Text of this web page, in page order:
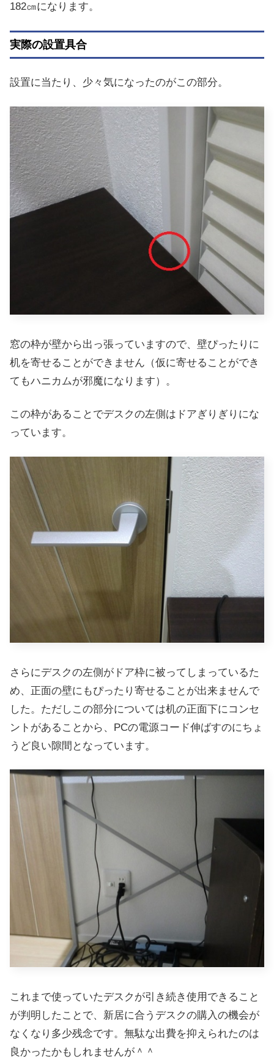
182㎝になります。
実際の設置具合
設置に当たり、少々気になったのがこの部分。
窓の枠が壁から出っ張っていますので、壁ぴったりに
机を寄せることができません（仮に寄せることができ
てもハニカムが邪魔になります）。
この枠があることでデスクの左側はドアぎりぎりにな
っています。
さらにデスクの左側がドア枠に被ってしまっているた
め、正面の壁にもぴったり寄せることが出来ませんで
した。ただしこの部分については机の正面下にコンセ
ントがあることから、PCの電源コード伸ばすのにちょ
うど良い隙間となっています。
これまで使っていたデスクが引き続き使用できること
が判明したことで、新居に合うデスクの購入の機会が
なくなり多少残念です。無駄な出費を抑えられたのは
良かったかもしれませんが＾＾